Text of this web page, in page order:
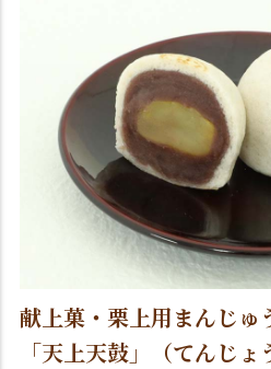
献上菓・栗上用まんじゅ
「天上天鼓」（てんじょ